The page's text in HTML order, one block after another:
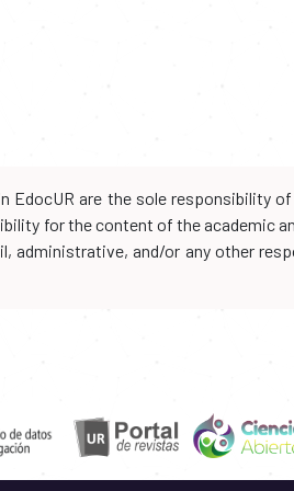
are the sole responsibility
for the content of the academic
administrative, and/or any other